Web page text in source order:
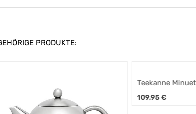
PRODUKTE:
Teekanne Minuet
poliert
109,95€